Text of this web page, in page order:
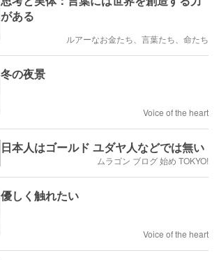
がある
ルアーなお金たち、言葉たち、命たち
冬の夜景
Voice of the heart
日本人はゴールド ユダヤ人などでは無い
ムラゴン ブログ 始め TOKYO!
優しく触れたい
Voice of the heart